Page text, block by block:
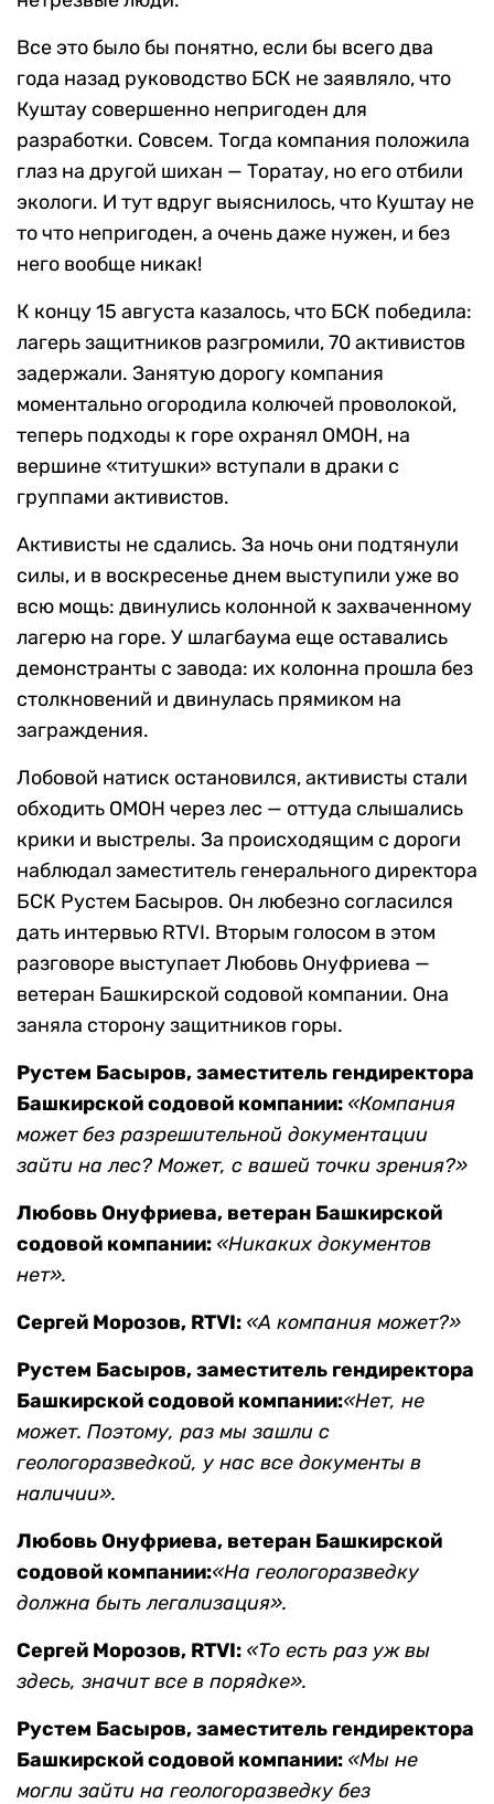
Все это было бы понятно, если бы всего два
года назад руководство БСК не заявляло, что
Куштау совершенно непригоден для
разработки. Совсем. Тогда компания положила
глаз на другой шихан — Торатау, но его отбили
экологи. И тут вдруг выяснилось, что Куштау не
то что непригоден, а очень даже нужен, и без
него вообще никак!
К концу 15 августа казалось, что БСК победила:
лагерь защитников разгромили, 70 активистов
задержали. Занятую дорогу компания
моментально огородила колючей проволокой,
теперь подходы к горе охранял ОМОН, на
вершине «титушки» вступали в драки с
группами активистов.
Активисты не сдались. За ночь они подтянули
силы, и в воскресенье днем выступили уже во
всю мощь: двинулись колонной к захваченному
лагерю на горе. У шлагбаума еще оставались
демонстранты с завода: их колонна прошла без
столкновений и двинулась прямиком на
заграждения.
Лобовой натиск остановился, активисты стали
обходить ОМОН через лес — оттуда слышались
крики и выстрелы. За происходящим с дороги
наблюдал заместитель генерального директора
БСК Рустем Басыров. Он любезно согласился
дать интервью RTVI. Вторым голосом в этом
разговоре выступает Любовь Онуфриева —
ветеран Башкирской содовой компании. Она
заняла сторону защитников горы.
Рустем Басыров, заместитель гендиректора
Башкирской содовой компании: «Компания
может без разрешительной документации
зайти на лес? Может, с вашей точки зрения?»
Любовь Онуфриева, ветеран Башкирской
содовой компании: «Никаких документов
нет».
Сергей Морозов, RTVI: «А компания может?»
Рустем Басыров, заместитель гендиректора
Башкирской содовой компании:«Нет, не
может. Поэтому, раз мы зашли с
геологоразведкой, у нас все документы в
наличии».
Любовь Онуфриева, ветеран Башкирской
содовой компании:«На геологоразведку
должна быть легализация».
Сергей Морозов, RTVI: «То есть раз уж вы
здесь, значит все в порядке».
Рустем Басыров, заместитель гендиректора
Башкирской содовой компании: «Мы не
могли зайти на геологоразведку без